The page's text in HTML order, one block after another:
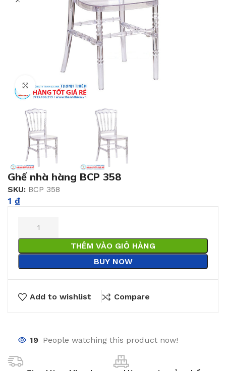
Click to enlarge
Ghế nhà hàng BCP 358
SKU: BCP 358
1 ₫
THÊM VÀO GIỎ HÀNG
BUY NOW
Add to wishlist Compare
19 People watching this product now!